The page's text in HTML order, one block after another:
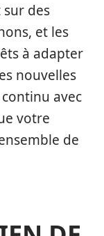
des
et les
à adapter
nouvelles
avec
votre
de